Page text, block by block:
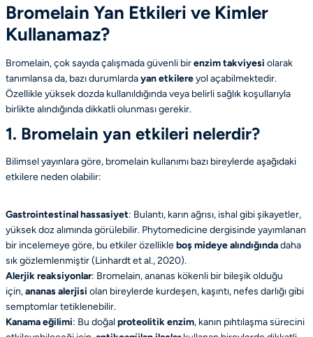
Bromelain Yan Etkileri ve Kimler
Kullanamaz?
Bromelain, çok sayıda çalışmada güvenli birenzim takviyesi olarak
tanımlansa da, bazı durumlardayan etkilereyol açabilmektedir.
Özellikle yüksek dozda kullanıldığında veya belirli sağlık koşullarıyla
birlikte alındığında dikkatli olunması gerekir.
1. Bromelain yan etkileri nelerdir?
Bilimsel yayınlara göre, bromelain kullanımı bazı bireylerde aşağıdaki
etkilere neden olabilir:
Gastrointestinal hassasiyet: Bulantı, karın ağrısı, ishal gibi şikayetler,
yüksek doz alımında görülebilir. Phytomedicinedergisinde yayımlanan
bir incelemeye göre, bu etkiler özellikleboş mideye alındığındadaha
sık gözlemlenmiştir (Linhardt et al., 2020).
Alerjik reaksiyonlar: Bromelain, ananas kökenli bir bileşik olduğu
için,ananas alerjisi olan bireylerde kurdeşen, kaşıntı, nefes darlığı gibi
semptomlar tetiklenebilir.
Kanama eğilimi: Bu doğalproteolitik enzim, kanın pıhtılaşma sürecini